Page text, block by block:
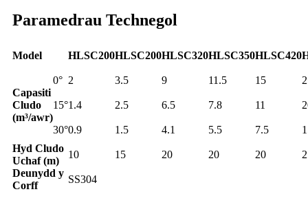
Paramedrau Technegol
Model HLSC200HLSC200HLSC320HLSC350HLSC420
Capasiti
Cludo
(m³/awr)
0° 2 3.5 9 11.5 15
15°1.4 2.5 6.5 7.8 11
30°0.9 1.5 4.1 5.5 7.5
Hyd Cludo
Uchaf (m)
10 15 20 20 20
Deunydd y
Corff
SS304